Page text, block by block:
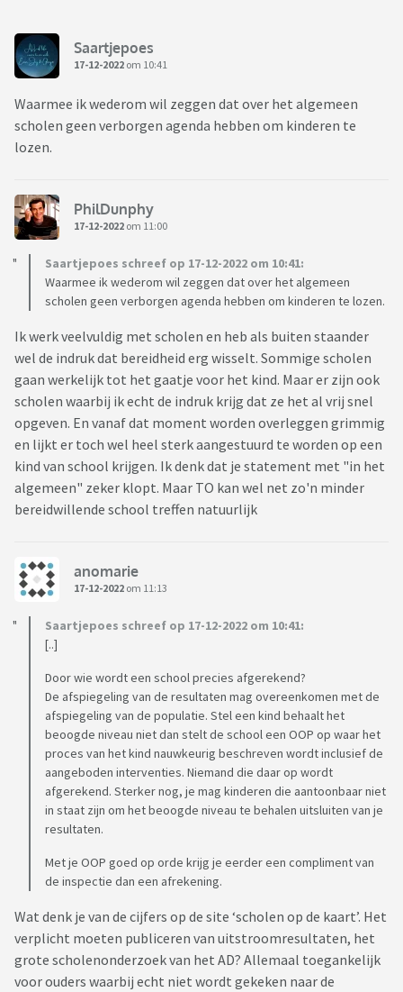
Saartjepoes
17-12-2022 om 10:41
Waarmee ik wederom wil zeggen dat over het algemeen
scholen geen verborgen agenda hebben om kinderen te
lozen.
PhilDunphy
17-12-2022 om 11:00
Saartjepoes schreef op 17-12-2022 om 10:41:
Waarmee ik wederom wil zeggen dat over het algemeen
scholen geen verborgen agenda hebben om kinderen te lozen.
Ik werk veelvuldig met scholen en heb als buiten staander
wel de indruk dat bereidheid erg wisselt. Sommige scholen
gaan werkelijk tot het gaatje voor het kind. Maar er zijn ook
scholen waarbij ik echt de indruk krijg dat ze het al vrij snel
opgeven. En vanaf dat moment worden overleggen grimmig
en lijkt er toch wel heel sterk aangestuurd te worden op een
kind van school krijgen. Ik denk dat je statement met "in het
algemeen" zeker klopt. Maar TO kan wel net zo'n minder
bereidwillende school treffen natuurlijk
anomarie
17-12-2022 om 11:13
Saartjepoes schreef op 17-12-2022 om 10:41:
[..]
Door wie wordt een school precies afgerekend?
De afspiegeling van de resultaten mag overeenkomen met de
afspiegeling van de populatie. Stel een kind behaalt het
beoogde niveau niet dan stelt de school een OOP op waar het
proces van het kind nauwkeurig beschreven wordt inclusief de
aangeboden interventies. Niemand die daar op wordt
afgerekend. Sterker nog, je mag kinderen die aantoonbaar niet
in staat zijn om het beoogde niveau te behalen uitsluiten van je
resultaten.
Met je OOP goed op orde krijg je eerder een compliment van
de inspectie dan een afrekening.
Wat denk je van de cijfers op de site ‘scholen op de kaart’. Het
verplicht moeten publiceren van uitstroomresultaten, het
grote scholenonderzoek van het AD? Allemaal toegankelijk
voor ouders waarbij echt niet wordt gekeken naar de